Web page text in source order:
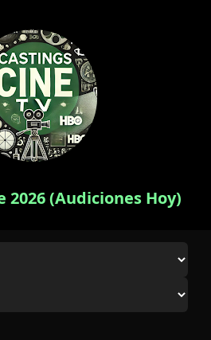
2026 (Audiciones Hoy)